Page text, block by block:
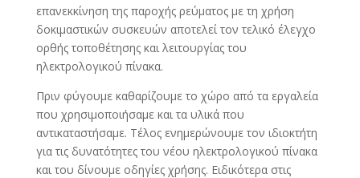
επανεκκίνηση της παροχής ρεύματος με τη χρήση
δοκιμαστικών συσκευών αποτελεί τον τελικό έλεγχο
ορθής τοποθέτησης και λειτουργίας του
ηλεκτρολογικού πίνακα.
Πριν φύγουμε καθαρίζουμε το χώρο από τα εργαλεία
που χρησιμοποιήσαμε και τα υλικά που
αντικαταστήσαμε. Τέλος ενημερώνουμε τον ιδιοκτήτη
για τις δυνατότητες του νέου ηλεκτρολογικού πίνακα
και του δίνουμε οδηγίες χρήσης. Ειδικότερα στις